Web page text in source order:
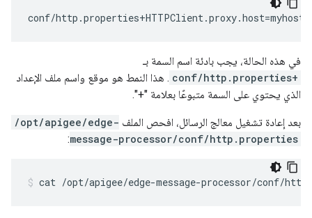
conf/
في هذه الحالة، يجب بادئة اسم السمة بـ
conf/http.properties+ . هذا النمط هو موقع واسم ملف الإعداد
الذي يحتوي على السمة متبوعًا بعلامة "+".
بعد إعادة تشغيل معالج الرسائل، افحص الملف /opt/apigee/edge-
message-processor/conf/http.properties
:
cat /opt/apigee/edge-message-processor/conf/